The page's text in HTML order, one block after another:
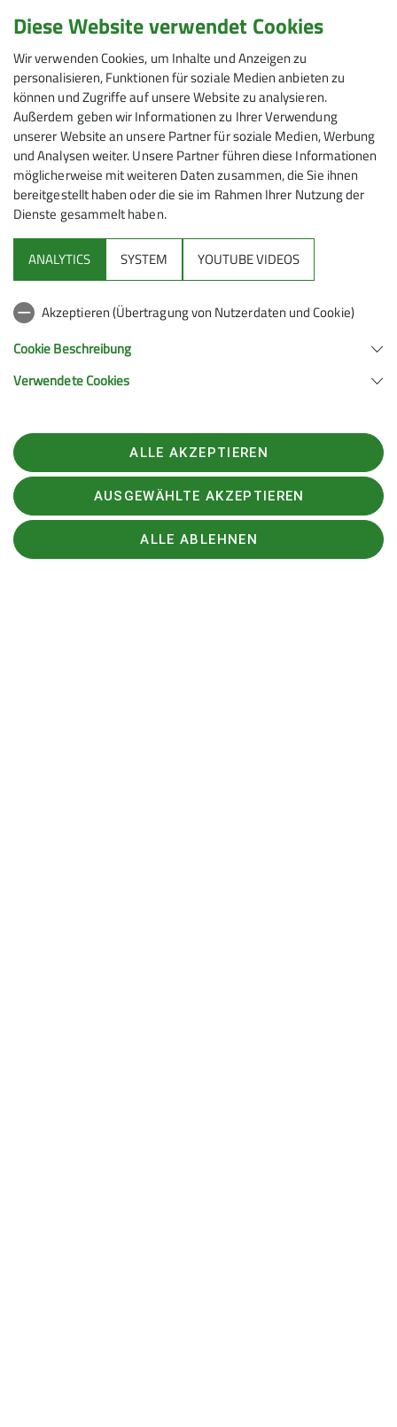
05.11.2026
Status Bildervortrag
Sektionsstammtisch
20.11.2026
Status
keine
Anmeldung
Details
Werde jetzt Mitglied
haben und wie Du bei uns Mitglied wirst.
Mitglied werden!
Diese Website verwendet Cookies
Wir verwenden Cookies, um Inhalte und Anzeigen zu
personalisieren, Funktionen für soziale Medien anbieten zu
können und Zugriffe auf unsere Website zu analysieren.
Außerdem geben wir Informationen zu Ihrer Verwendung
unserer Website an unsere Partner für soziale Medien, Werbung
und Analysen weiter. Unsere Partner führen diese Informationen
möglicherweise mit weiteren Daten zusammen, die Sie ihnen
bereitgestellt haben oder die sie im Rahmen Ihrer Nutzung der
Dienste gesammelt haben.
ANALYTICS SYSTEM YOUTUBE VIDEOS
Akzeptieren (Übertragung von Nutzerdaten und Cookie)
Cookie Beschreibung
Verwendete Cookies
ALLE AKZEPTIEREN
AUSGEWÄHLTE AKZEPTIEREN
ALLE ABLEHNEN